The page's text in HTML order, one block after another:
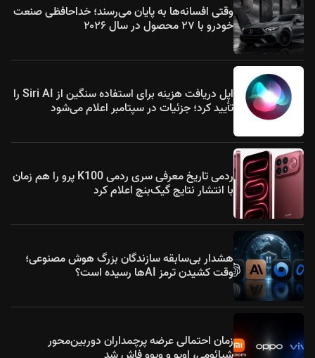
وقتی افسانه‌ها به پایان می‌رسند؛ خداحافظی صنعت
خودرو با ۲۷ محصول در سال ۲۰۲۶
اپل دریافت هزینه برای استفاده سنگین از Siri AI را
تأیید کرد؛ جزئیات در سپتامبر اعلام می‌شود
ردمی تاریخ معرفی سری ردمی K100 پرو را هم زمان
با انتشار نتایج گیک‌بنچ اعلام کرد
هشدار بی‌سابقه سازندگان بزرگ هوش مصنوعی؛
وقت کشیدن ترمز AIها رسیده است؟
زمان احتمالی عرضه پرچمداران دوربین‌محور